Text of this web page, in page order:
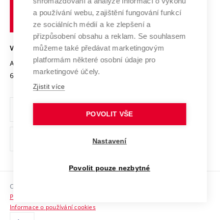
Transfer znalostí
Open Science
Projekty
Projekty ze strukturálních fondů
Specifický výzkum
Služby univerzity
Mezinárodní dohody
Univerzitní sítě
Podnikavá univerzita / ContriBUTe
Bezpečná univerzita
Vyznamenání
Organizační struktura
Ochrana osobních údajů
odkaz)
Sociální bezpečí
HR Award
učení
technické
VYSOKÉ UČENÍ TECHNICKÉ V BRNĚ
Antonínská 548/1
602 00 Brno
www.vut.cz
vut@vutbr.cz
Copyright © 2026 VUT
Prohlášení o přístupnosti
Informace o používání cookies
a používání webu, zajištění fungování funkcí
ze sociálních médií a ke zlepšení a
přizpůsobení obsahu a reklam. Se souhlasem
můžeme také předávat marketingovým
platformám některé osobní údaje pro
marketingové účely.
Zjistit více
POVOLIT VŠE
Nastavení
Povolit pouze nezbytné